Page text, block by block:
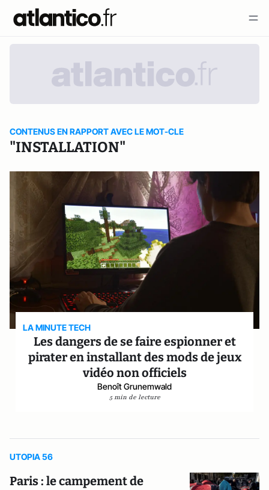
CONTENUS EN RAPPORT AVEC LE MOT-CLE
"INSTALLATION"
LA MINUTE TECH
Les dangers de se faire espionner et
pirater en installant des mods de jeux
vidéo non officiels
Benoît Grunemwald
5 min de lecture
UTOPIA 56
Paris : le campement de